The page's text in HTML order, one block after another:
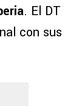
. El DT
con sus